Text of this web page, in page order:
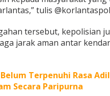
tulis
tersebut, kepolisian
jarak aman antar
Belum Terpenuhi Rasa
Secara Paripurna